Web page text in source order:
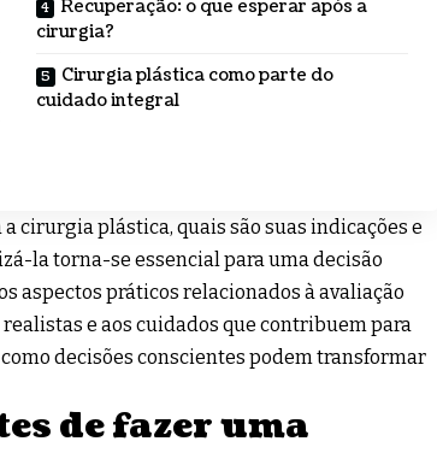
Recuperação: o que esperar após a
cirurgia?
Cirurgia plástica como parte do
cuidado integral
cirurgia plástica, quais são suas indicações e
la torna-se essencial para uma decisão
aspectos práticos relacionados à avaliação
e aos cuidados que contribuem para
decisões conscientes podem transformar
de fazer uma